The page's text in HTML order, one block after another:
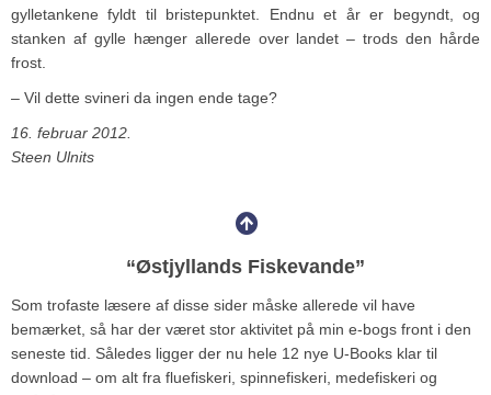
gylletankene fyldt til bristepunktet. Endnu et år er begyndt, og
stanken af gylle hænger allerede over landet – trods den hårde
frost.
– Vil dette svineri da ingen ende tage?
16. februar 2012.
Steen Ulnits
“Østjyllands Fiskevande”
Som trofaste læsere af disse sider måske allerede vil have
bemærket, så har der været stor aktivitet på min e-bogs front i den
seneste tid. Således ligger der nu hele 12 nye U-Books klar til
download – om alt fra fluefiskeri, spinnefiskeri, medefiskeri og